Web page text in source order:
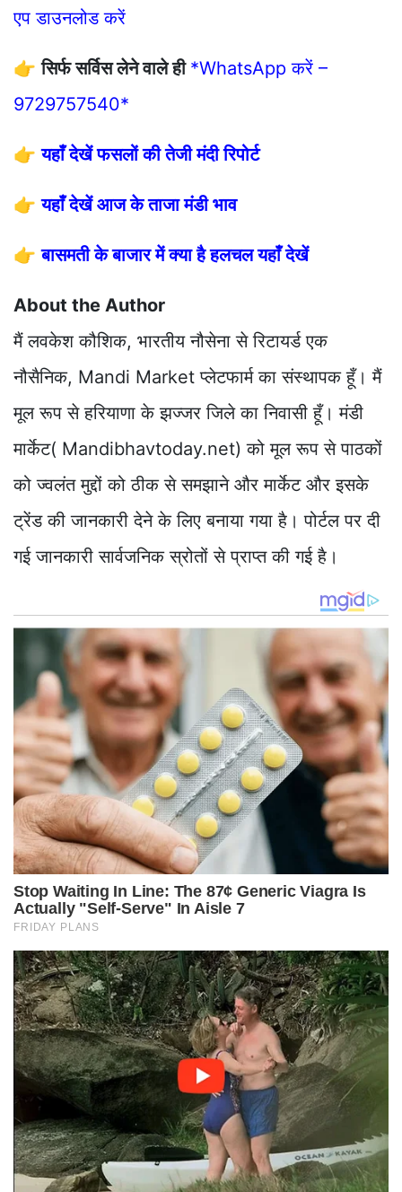
एप डाउनलोड करें
👉सिर्फ सर्विस लेने वाले ही *WhatsApp करें –
9729757540*
👉यहाँ देखें फसलों की तेजी मंदी रिपोर्ट
👉यहाँ देखें आज के ताजा मंडी भाव
👉बासमती के बाजार में क्या है हलचल यहाँ देखें
About the Author
मैं लवकेश कौशिक, भारतीय नौसेना से रिटायर्ड एक
नौसैनिक, Mandi Market प्लेटफार्म का संस्थापक हूँ। मैं
मूल रूप से हरियाणा के झज्जर जिले का निवासी हूँ। मंडी
मार्केट( Mandibhavtoday.net) को मूल रूप से पाठकों
को ज्वलंत मुद्दों को ठीक से समझाने और मार्केट और इसके
ट्रेंड की जानकारी देने के लिए बनाया गया है। पोर्टल पर दी
गई जानकारी सार्वजनिक स्रोतों से प्राप्त की गई है।